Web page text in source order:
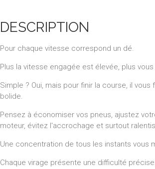
DESCRIPTION
Pour chaque vitesse correspond un dé.
Plus la vitesse engagée est élevée, plus
Simple ? Oui, mais pour finir la course, il
bolide.
Pensez à économiser vos pneus, ajustez
moteur, évitez l'accrochage et surtout
Une concentration de tous les instants vous
Chaque virage présente une difficulté précise.